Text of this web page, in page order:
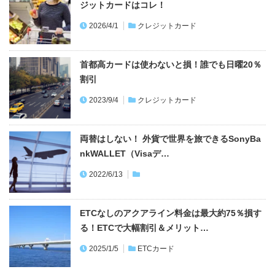
ジットカードはコレ！
2026/4/1 クレジットカード
首都高カードは使わないと損！誰でも日曜20％
割引
2023/9/4 クレジットカード
両替はしない！ 外貨で世界を旅できるSonyBa
nkWALLET（Visaデ…
2022/6/13
ETCなしのアクアライン料金は最大約75％損す
る！ETCで大幅割引＆メリット…
2025/1/5 ETCカード